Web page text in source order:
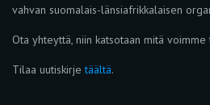
vahvan suomalais-länsiafrikkalaisen
Ota yhteyttä, niin katsotaan mitä
Tilaa uutiskirjetäältä.